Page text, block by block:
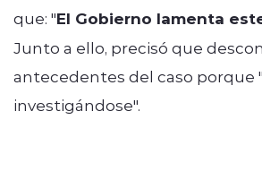
que: "El Gobierno lamenta
Junto a ello, precisó que
antecedentes del caso porque
investigándose".